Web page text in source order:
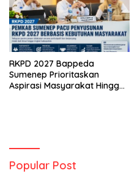
RKPD 2027 Bappeda
Sumenep Prioritaskan
Aspirasi Masyarakat Hingga
Popular Post